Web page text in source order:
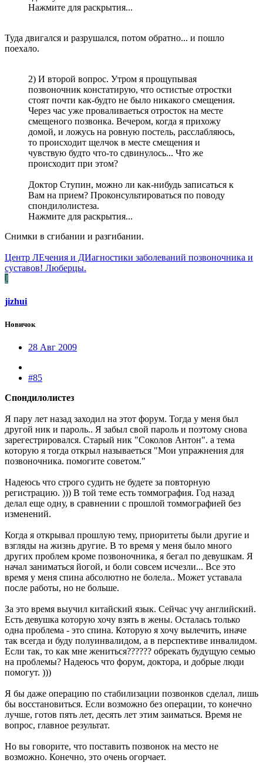
Нажмите для раскрытия...
Туда двигался и разрушался, потом обратно... и пошло
поехало.
2) И второй вопрос. Утром я прощупывая
позвоночник констатирую, что остистые отростки
стоят почти как-будто не было никакого смещения.
Через час уже проваливаеться отросток на месте
смещеного позвонка. Вечером, когда я прихожу
домой, и ложусь на ровную постель, расслабляюсь,
то происходит щелчок в месте смещения и
чувствую будто что-то сдвинулось... Что же
происходит при этом?
Доктор Ступин, можно ли как-нибудь записаться к
Вам на прием? Проконсультироваться по поводу
спондилолистеза.
Нажмите для раскрытия...
Снимки в сгибании и разгибании.
Центр ЛЕчения и ДИагностики заболеваний позвоночника и
суставов! Люберцы.
J
jizhui
Новичок
28 Авг 2009
#85
Спондилолистез
Я пару лет назад заходил на этот форум. Тогда у меня был
другой ник и пароль.. Я забыл свой пароль и поэтому снова
зарегестрировался. Старый ник "Соколов Антон". а тема
которую я тогда открыл называеться "Мои упражнения для
позвоночника. помогите советом."
Надеюсь что строго судить не будете за повторную
регистрацию. ))) В той теме есть томмография. Год назад
делал еще одну, в сравнении с прошлой томмографией без
изменений.
Когда я открывал прошлую тему, приоритеты были другие и
взгляды на жизнь другие. В то время у меня было много
других проблем кроме позвоночника, я бегал по девушкам. Я
начал заниматься йогой, и боли совсем исчезли... Все это
время у меня спина абсолютно не болела.. Может уставала
после работы, но не больше.
За это время выучил китайский язык. Сейчас учу английский.
Есть девушка которую хочу взять в жены. Осталась только
одна проблема - это спина. Которую я хочу вылечить, иначе
так всегда и буду полуинвалидом, а в перспективе инвалидом.
Если так, то как мне жениться?????? обрекать будущую семью
на проблемы? Надеюсь что форум, доктора, и добрые люди
помогут. )))
Я бы даже операцию по стабилизации позвонков сделал, лишь
бы восстановиться. Если возможно без операции, то конечно
лучше, готов пять лет, десять лет этим заиматься. Время не
вопрос, главное результат.
Но вы говорите, что поставить позвонок на место не
возможно. Конечно, это очень огорчает.